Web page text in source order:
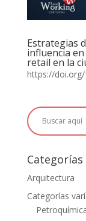
Estrategias
influencia
retail en la
https://doi.org/
Categorías
Arquitectura
Categorías